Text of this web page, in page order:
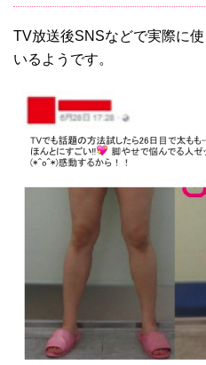
TV放送後SNSなどで実際に
いるようです。